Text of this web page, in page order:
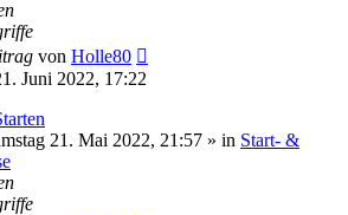
von Holle80
Juni 2022, 17:22
21. Mai 2022, 21:57 » in Start- &